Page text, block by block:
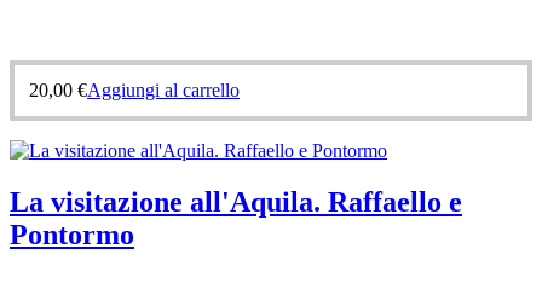
20,00 €Aggiungi al carrello
La visitazione all'Aquila. Raffaello e
Pontormo